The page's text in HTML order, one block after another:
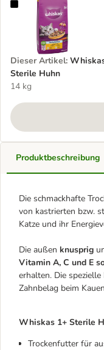
Whiskas 1+ Sterile
Dieser Artikel:
Sterile Huhn
14 kg
Produktbeschreibung
Die schmackhafte
von kastrierten bzw.
Katze und ihr
Die außen knusprig
Vitamin A, C und E
erhalten. Die
Zahnbelag beim
Whiskas 1+ Sterile
Trockenfutter für